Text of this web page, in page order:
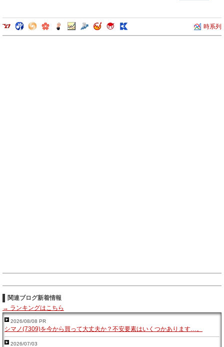
時系列
関連ブログ新着情報
→ ランキングはこちら
2026/08/08 PR
シマノ(7309)を今から買って大丈夫か？不安要素はいくつかあります…。
2026/07/03